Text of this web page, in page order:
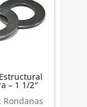
– 1 1/2″
Rondanas